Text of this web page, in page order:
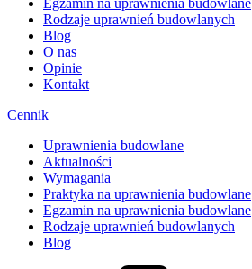
Egzamin na uprawnienia budowlane
Rodzaje uprawnień budowlanych
Blog
O nas
Opinie
Kontakt
Cennik
Uprawnienia budowlane
Aktualności
Wymagania
Praktyka na uprawnienia budowlane
Egzamin na uprawnienia budowlane
Rodzaje uprawnień budowlanych
Blog